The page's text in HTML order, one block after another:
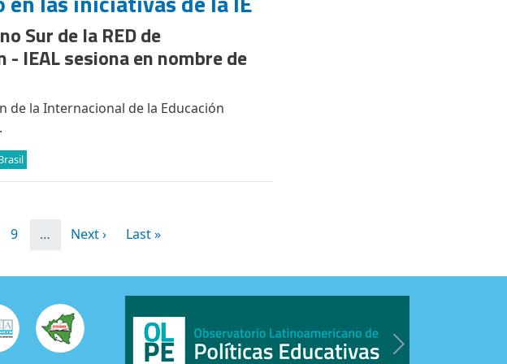
Sur de la RED de
IEAL sesiona en nombre de
de la Internacional de la Educación
Page
9 … Siguiente página
Next › Última página
Last »